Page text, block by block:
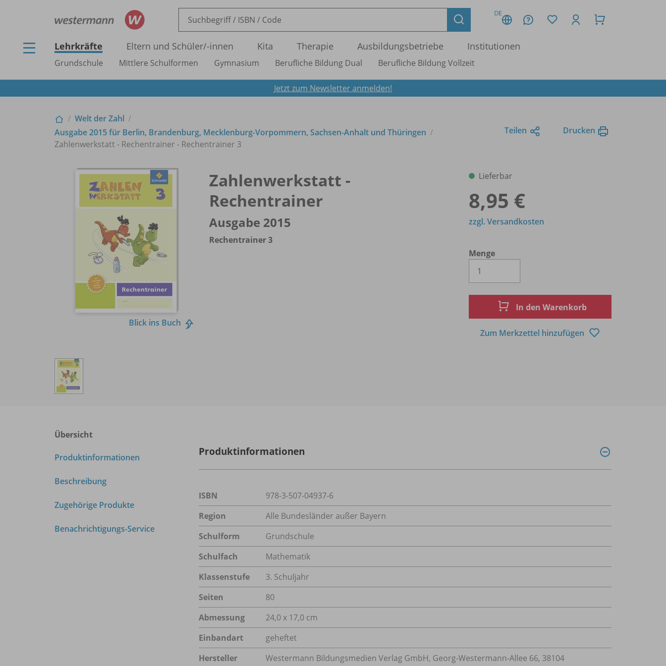
DE
Lehrkräfte Eltern und Schüler/-innen Kita Therapie Ausbildungsbetriebe Institutionen
Grundschule Mittlere Schulformen Gymnasium Berufliche Bildung Dual Berufliche Bildung Vollzeit
Jetzt zum Newsletter anmelden!
Welt der Zahl
Ausgabe 2015 für Berlin, Brandenburg, Mecklenburg-Vorpommern, Sachsen-Anhalt und Thüringen
Zahlenwerkstatt - Rechentrainer - Rechentrainer 3
Teilen Drucken
Blick ins Buch
Zahlenwerkstatt -
Rechentrainer
Ausgabe 2015
Rechentrainer 3
Lieferbar
8,95 €
Menge
zzgl. Versandkosten
In den Warenkorb
Zum Merkzettel hinzufügen
Übersicht
Produktinformationen
Beschreibung
Zugehörige Produkte
Benachrichtigungs-Service
Produktinformationen
ISBN
978-3-507-04937-6
Region
Alle Bundesländer außer Bayern
Schulform
Grundschule
Schulfach
Mathematik
Klassenstufe
3. Schuljahr
Seiten
80
Abmessung
24,0 x 17,0 cm
Einbandart
geheftet
Hersteller
Westermann Bildungsmedien Verlag GmbH, Georg-Westermann-Allee 66, 38104